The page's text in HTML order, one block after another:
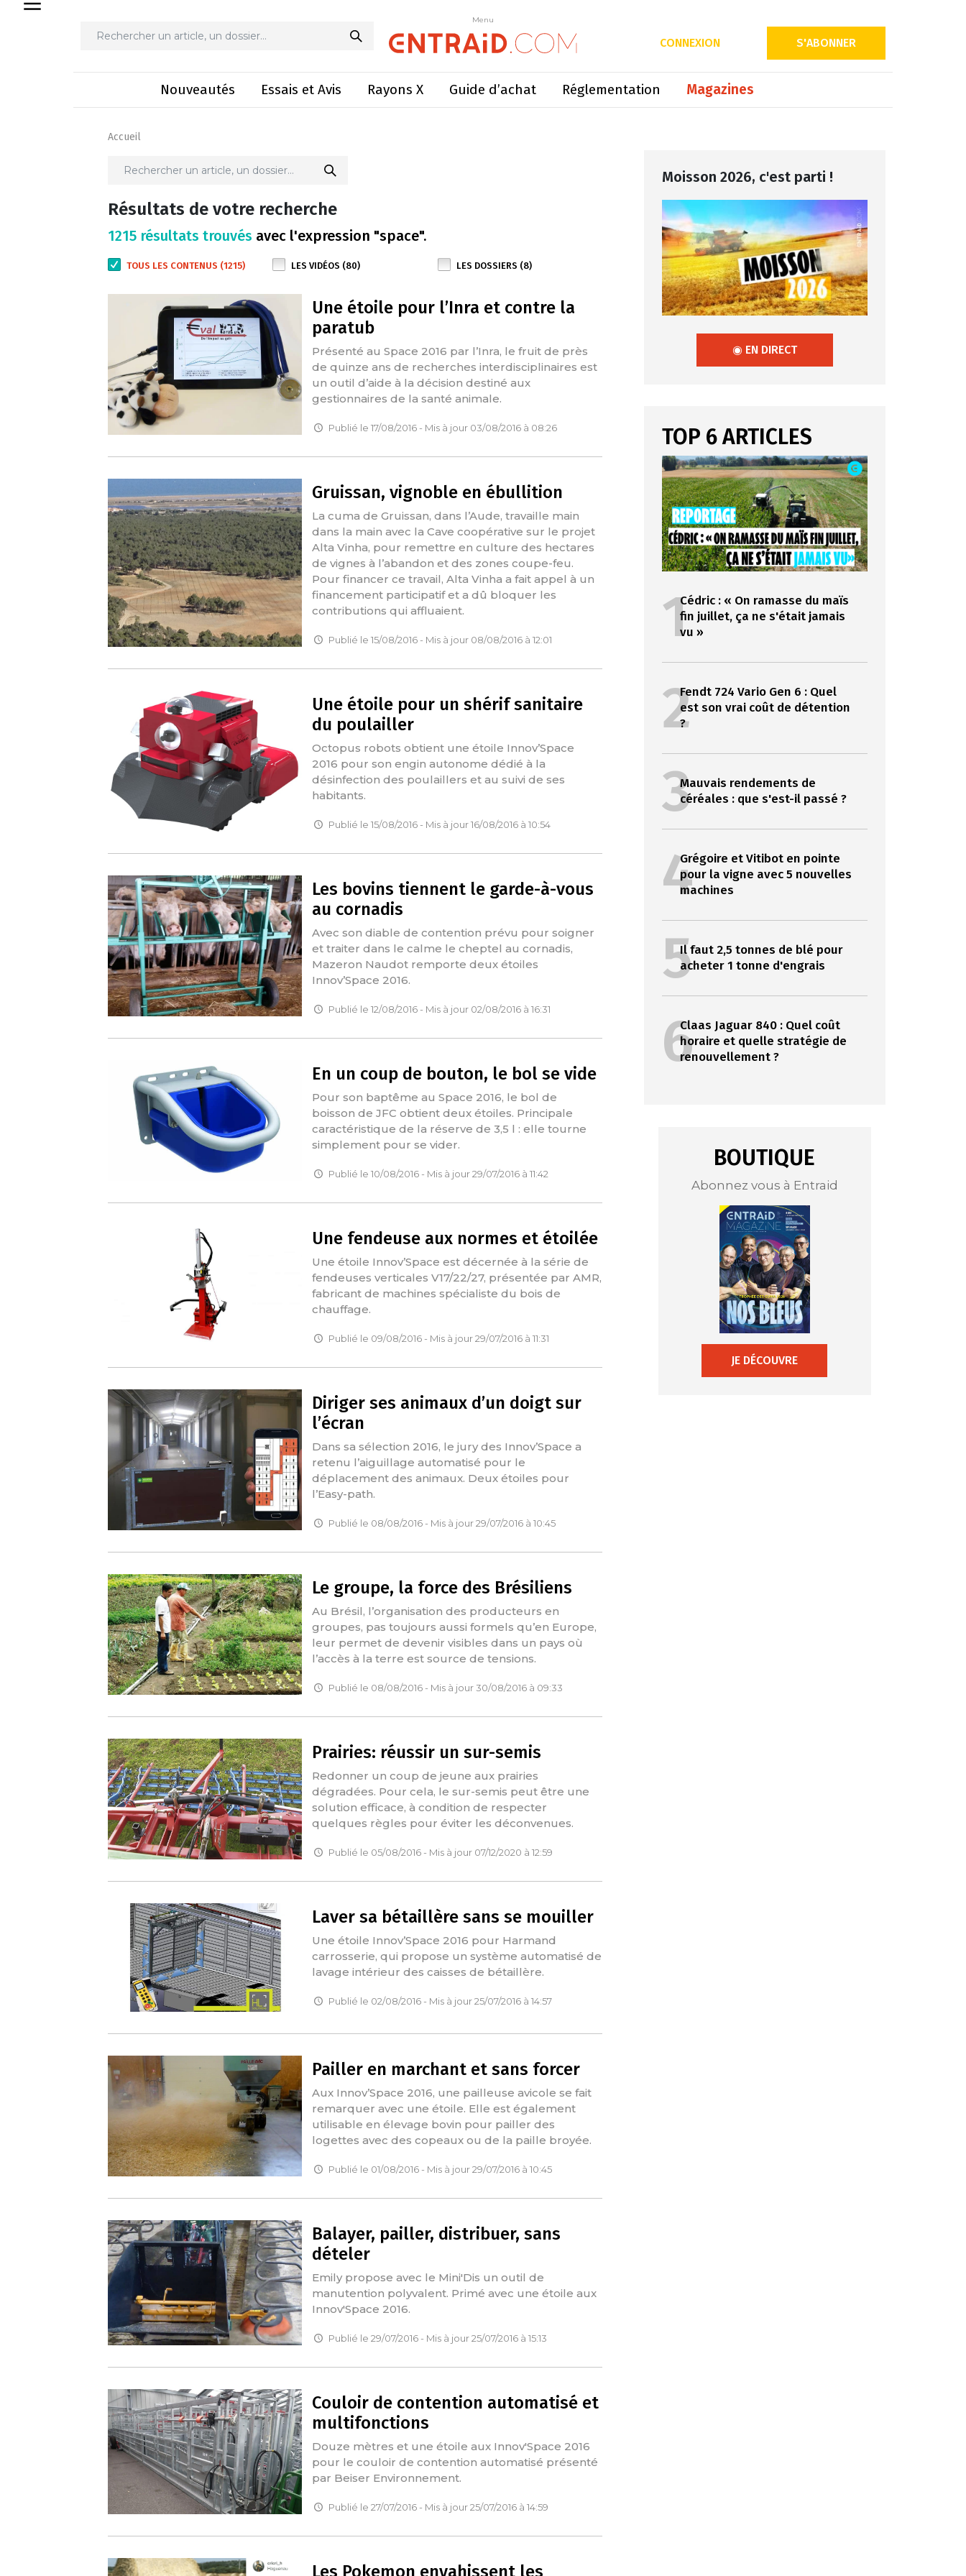
Menu
CONNEXION S'ABONNER
Nouveautés Essais et Avis Rayons X Guide d’achat Réglementation Magazines
Accueil
Résultats de votre recherche
1215 résultats trouvés avec l'expression "space".
TOUS LES CONTENUS (1215) LES VIDÉOS (80) LES DOSSIERS (8)
Une étoile pour l’Inra et contre la
paratub
Présenté au Space 2016 par l’Inra, le fruit de près
de quinze ans de recherches interdisciplinaires est
un outil d’aide à la décision destiné aux
gestionnaires de la santé animale.
Publié le 17/08/2016 - Mis à jour 03/08/2016 à 08:26
Gruissan, vignoble en ébullition
La cuma de Gruissan, dans l’Aude, travaille main
dans la main avec la Cave coopérative sur le projet
Alta Vinha, pour remettre en culture des hectares
de vignes à l’abandon et des zones coupe-feu.
Pour financer ce travail, Alta Vinha a fait appel à un
financement participatif et a dû bloquer les
contributions qui affluaient.
Publié le 15/08/2016 - Mis à jour 08/08/2016 à 12:01
Une étoile pour un shérif sanitaire
du poulailler
Octopus robots obtient une étoile Innov’Space
2016 pour son engin autonome dédié à la
désinfection des poulaillers et au suivi de ses
habitants.
Publié le 15/08/2016 - Mis à jour 16/08/2016 à 10:54
Les bovins tiennent le garde-à-vous
au cornadis
Avec son diable de contention prévu pour soigner
et traiter dans le calme le cheptel au cornadis,
Mazeron Naudot remporte deux étoiles
Innov’Space 2016.
Publié le 12/08/2016 - Mis à jour 02/08/2016 à 16:31
En un coup de bouton, le bol se vide
Pour son baptême au Space 2016, le bol de
boisson de JFC obtient deux étoiles. Principale
caractéristique de la réserve de 3,5 l : elle tourne
simplement pour se vider.
Publié le 10/08/2016 - Mis à jour 29/07/2016 à 11:42
Une fendeuse aux normes et étoilée
Une étoile Innov’Space est décernée à la série de
fendeuses verticales V17/22/27, présentée par AMR,
fabricant de machines spécialiste du bois de
chauffage.
Publié le 09/08/2016 - Mis à jour 29/07/2016 à 11:31
Diriger ses animaux d’un doigt sur
l’écran
Dans sa sélection 2016, le jury des Innov’Space a
retenu l’aiguillage automatisé pour le
déplacement des animaux. Deux étoiles pour
l’Easy-path.
Publié le 08/08/2016 - Mis à jour 29/07/2016 à 10:45
Le groupe, la force des Brésiliens
Au Brésil, l’organisation des producteurs en
groupes, pas toujours aussi formels qu’en Europe,
leur permet de devenir visibles dans un pays où
l’accès à la terre est source de tensions.
Publié le 08/08/2016 - Mis à jour 30/08/2016 à 09:33
Prairies: réussir un sur-semis
Redonner un coup de jeune aux prairies
dégradées. Pour cela, le sur-semis peut être une
solution efficace, à condition de respecter
quelques règles pour éviter les déconvenues.
Publié le 05/08/2016 - Mis à jour 07/12/2020 à 12:59
Laver sa bétaillère sans se mouiller
Une étoile Innov’Space 2016 pour Harmand
carrosserie, qui propose un système automatisé de
lavage intérieur des caisses de bétaillère.
Publié le 02/08/2016 - Mis à jour 25/07/2016 à 14:57
Pailler en marchant et sans forcer
Aux Innov’Space 2016, une pailleuse avicole se fait
remarquer avec une étoile. Elle est également
utilisable en élevage bovin pour pailler des
logettes avec des copeaux ou de la paille broyée.
Publié le 01/08/2016 - Mis à jour 29/07/2016 à 10:45
Balayer, pailler, distribuer, sans
dételer
Emily propose avec le Mini'Dis un outil de
manutention polyvalent. Primé avec une étoile aux
Innov'Space 2016.
Publié le 29/07/2016 - Mis à jour 25/07/2016 à 15:13
Couloir de contention automatisé et
multifonctions
Douze mètres et une étoile aux Innov'Space 2016
pour le couloir de contention automatisé présenté
par Beiser Environnement.
Publié le 27/07/2016 - Mis à jour 25/07/2016 à 14:59
Moisson 2026, c'est parti !
◉ EN DIRECT
TOP 6 ARTICLES
1Cédric : « On ramasse du maïs
fin juillet, ça ne s'était jamais
vu »
2Fendt 724 Vario Gen 6 : Quel
est son vrai coût de détention
?
3Mauvais rendements de
céréales : que s'est-il passé ?
4Grégoire et Vitibot en pointe
pour la vigne avec 5 nouvelles
machines
5Il faut 2,5 tonnes de blé pour
acheter 1 tonne d'engrais
6Claas Jaguar 840 : Quel coût
horaire et quelle stratégie de
renouvellement ?
BOUTIQUE
Abonnez vous à Entraid
JE DÉCOUVRE